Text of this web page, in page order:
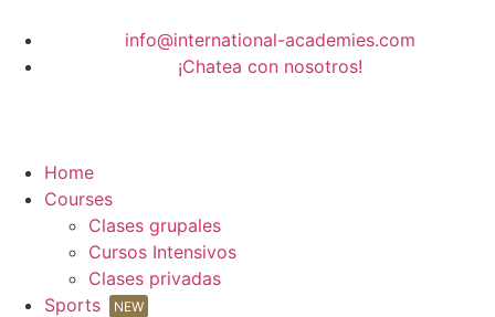
info@international-academies.com
¡Chatea con nosotros!
Home
Courses
Clases grupales
Cursos Intensivos
Clases privadas
Sports
NEW